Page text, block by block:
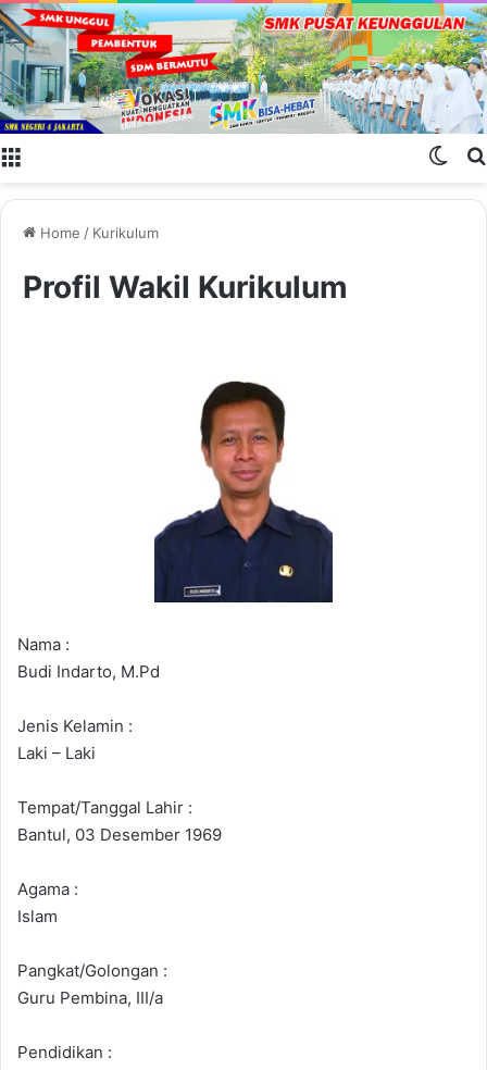
Home / Kurikulum
Profil Wakil Kurikulum
Nama :
Budi Indarto, M.Pd
Jenis Kelamin :
Laki – Laki
Tempat/Tanggal Lahir :
Bantul, 03 Desember 1969
Agama :
Islam
Pangkat/Golongan :
Guru Pembina, III/a
Pendidikan :